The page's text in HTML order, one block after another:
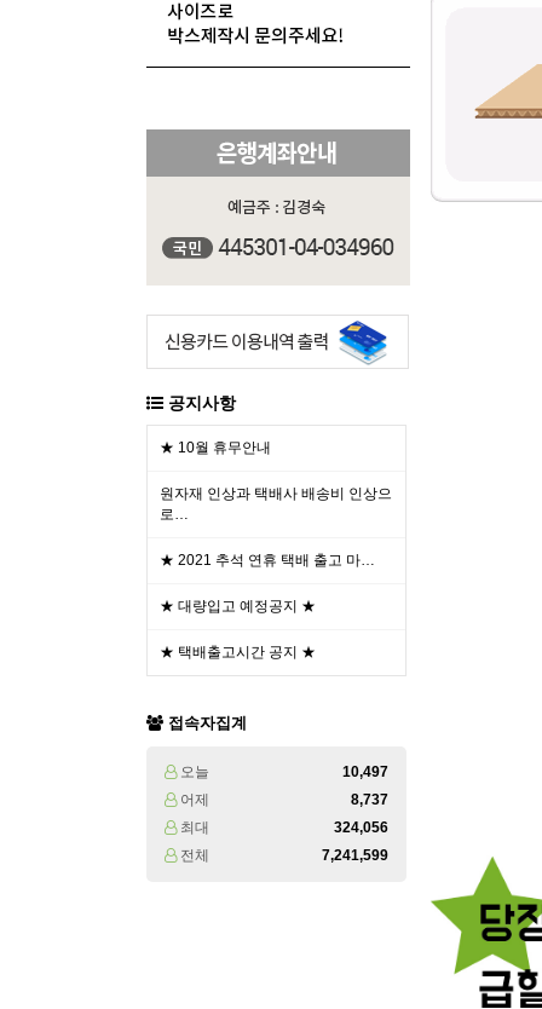
공지사항
★ 10월 휴무안내
원자재 인상과 택배사 배송비 인상으
로…
★ 2021 추석 연휴 택배 출고 마…
★ 대량입고 예정공지 ★
★ 택배출고시간 공지 ★
접속자집계
오늘
10,497
어제
8,737
최대
324,056
전체
7,241,599